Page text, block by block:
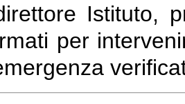
Istituto,
per